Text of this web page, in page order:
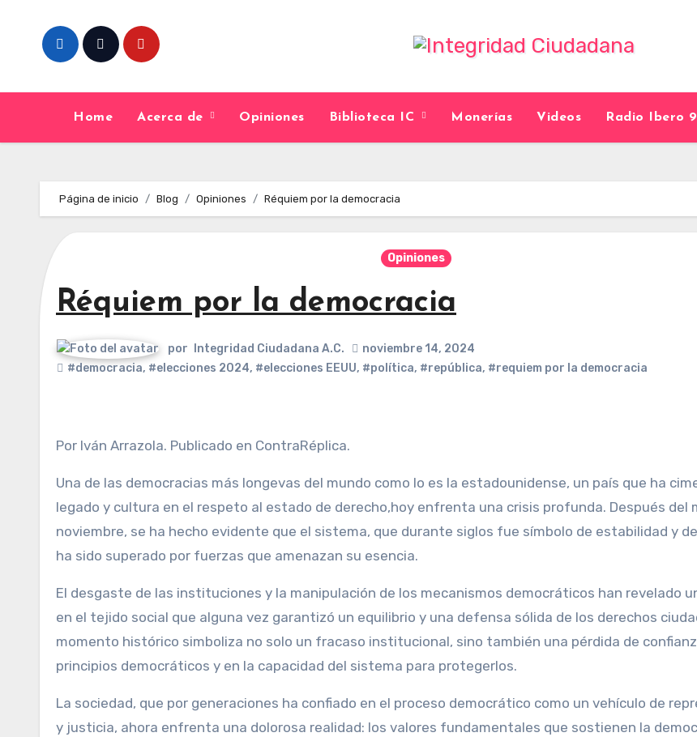
content
Home Acerca de Opiniones Biblioteca IC Monerías Videos Radio Ibero
Página de inicio Blog Opiniones Réquiem por la democracia
Opiniones
Réquiem por la democracia
por Integridad Ciudadana A.C.
noviembre 14, 2024
#democracia, #elecciones 2024, #elecciones EEUU, #política, #república, #requiem por la democracia
Por Iván Arrazola. Publicado en ContraRéplica.
Una de las democracias más longevas del mundo como lo es la estadounidense, un país que ha
legado y cultura en el respeto al estado de derecho,hoy enfrenta una crisis profunda. Después del
noviembre, se ha hecho evidente que el sistema, que durante siglos fue símbolo de estabilidad y
ha sido superado por fuerzas que amenazan su esencia.
El desgaste de las instituciones y la manipulación de los mecanismos democráticos han revelado
en el tejido social que alguna vez garantizó un equilibrio y una defensa sólida de los derechos
momento histórico simboliza no solo un fracaso institucional, sino también una pérdida de
principios democráticos y en la capacidad del sistema para protegerlos.
La sociedad, que por generaciones ha confiado en el proceso democrático como un vehículo de
y justicia, ahora enfrenta una dolorosa realidad: los valores fundamentales que sostienen la